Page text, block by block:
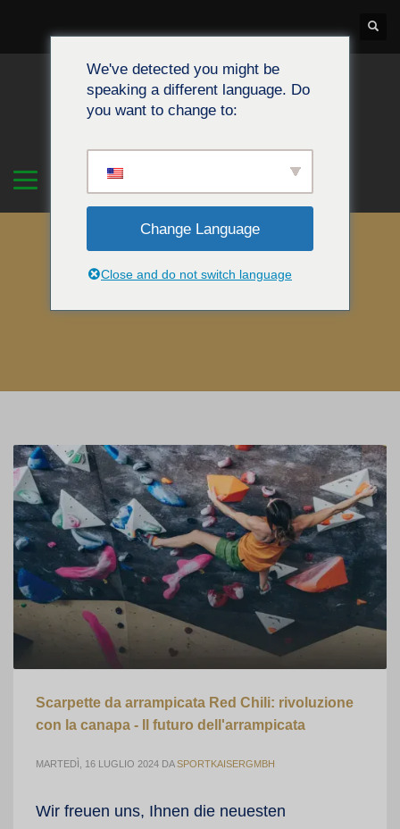
Scarpette da arrampicata Red Chili: rivoluzione
con la canapa - Il futuro dell'arrampicata
MARTEDÌ, 16 LUGLIO 2024 DASPORTKAISERGMBH
Wir freuen uns, Ihnen die neuesten
We've detected you might be
speaking a different language. Do
you want to change to:
Change Language
Close and do not switch language